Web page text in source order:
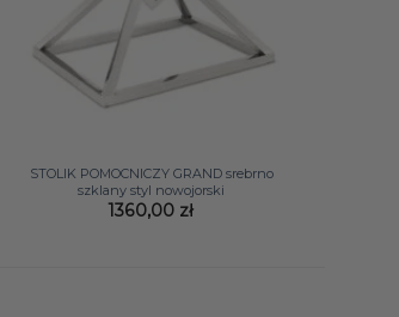
STOLIK POMOCNICZY GRAND srebrno
szklany styl nowojorski
1360,00 zł